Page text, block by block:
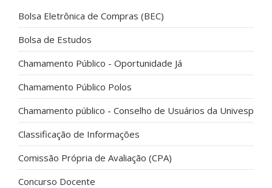
Bolsa Eletrônica de Compras (BEC)
Bolsa de Estudos
Chamamento Público - Oportunidade Já
Chamamento Público Polos
Chamamento público - Conselho de Usuários da Univesp
Classificação de Informações
Comissão Própria de Avaliação (CPA)
Concurso Docente